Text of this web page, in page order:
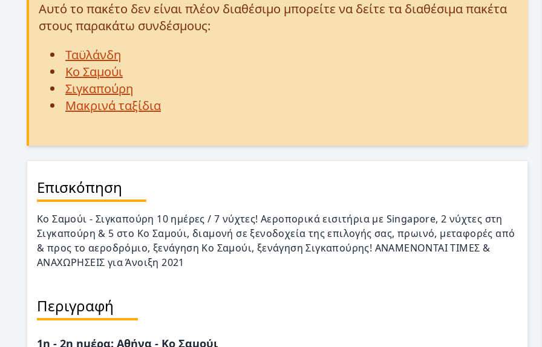
Αυτό το πακέτο δεν είναι πλέον διαθέσιμο μπορείτε να δείτε τα διαθέσιμα πακέτα
στους παρακάτω συνδέσμους:
Ταϋλάνδη
Κο Σαμούι
Σιγκαπούρη
Μακρινά ταξίδια
Επισκόπηση
Κο Σαμούι - Σιγκαπούρη 10 ημέρες / 7 νύχτες! Αεροπορικά εισιτήρια με Singapore, 2 νύχτες στη
Σιγκαπούρη & 5 στο Κο Σαμούι, διαμονή σε ξενοδοχεία της επιλογής σας, πρωινό, μεταφορές από
& προς το αεροδρόμιο, ξενάγηση Κο Σαμούι, ξενάγηση Σιγκαπούρης! ΑΝΑΜΕΝΟΝΤΑΙ ΤΙΜΕΣ &
ΑΝΑΧΩΡΗΣΕΙΣ για Άνοιξη 2021
Περιγραφή
1η - 2η ημέρα: Αθήνα - Κο Σαμούι